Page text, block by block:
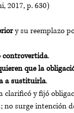
2017, p. 630)
y su reemplazo
controvertida.
que la
a sustituirla.
clarificó y fijó
no surge intención